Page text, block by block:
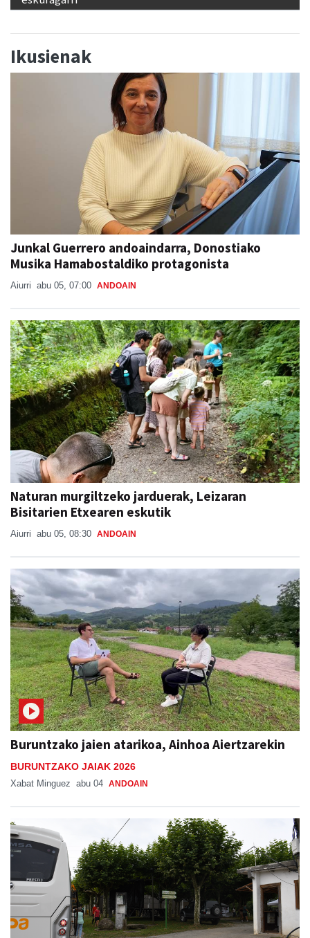
Ikusienak
Junkal Guerrero andoaindarra, Donostiako
Musika Hamabostaldiko protagonista
Aiurri abu 05, 07:00 ANDOAIN
Naturan murgiltzeko jarduerak, Leizaran
Bisitarien Etxearen eskutik
Aiurri abu 05, 08:30 ANDOAIN
Buruntzako jaien atarikoa, Ainhoa Aiertzarekin
BURUNTZAKO JAIAK 2026
Xabat Minguez abu 04 ANDOAIN